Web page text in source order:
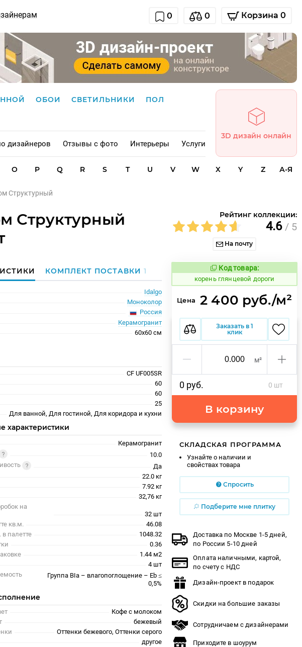
0 0 Корзина 0
ОБОИ СВЕТИЛЬНИКИ ПОЛ
дизайнеров Отзывы с фото Интерьеры Услуги
3D дизайн онлайн
O P Q R S T U V W X Y Z А-Я
Структурный
Структурный
Рейтинг коллекции:
4.6 / 5
На почту
КОМПЛЕКТ ПОСТАВКИ1
Idalgo
Моноколор
Россия
Керамогранит
60x60 см
CF UF005SR
60
60
25
Для ванной, Для гостиной, Для коридора и кухни
характеристики
Керамогранит
10.0
Да
22.0 кг
7.92 кг
32,76 кг
на
32 шт
кв.м.
46.08
в палетте
1048.32
0.36
1.44 м2
4 шт
Группа BIa – влагопоглощение – Eb ≤
0,5%
Кофе с молоком
бежевый
Оттенки бежевого, Оттенки серого
другое
Код товара:
783522 Код товара:
корень глянцевой дороги
Цена 2 400 руб./м²
Заказать в 1
клик
м²
0 руб. 0 шт
В корзину
СКЛАДСКАЯ ПРОГРАММА
Узнайте о наличии и
свойствах товара
Спросить
Подберите мне плитку
Доставка по Москве 1-5 дней,
по России 5-10 дней
Оплата наличными, картой,
по счету с НДС
Дизайн-проект в подарок
Скидки на большие заказы
Сотрудничаем с дизайнерами
Приходите в шоурум